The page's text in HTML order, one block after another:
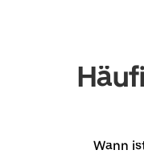
Wann